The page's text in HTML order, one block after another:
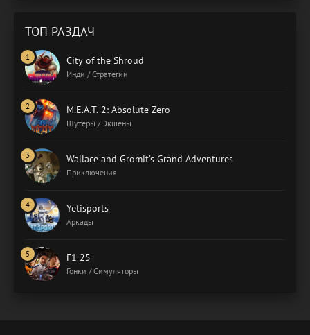
ТОП РАЗДАЧ
City of the Shroud
Инди / Стратегии
M.E.A.T. 2: Absolute Zero
Шутеры / Экшены
Wallace and Gromit’s Grand Adventures
Приключения
Yetisports
Аркады
F1 25
Гонки / Симуляторы